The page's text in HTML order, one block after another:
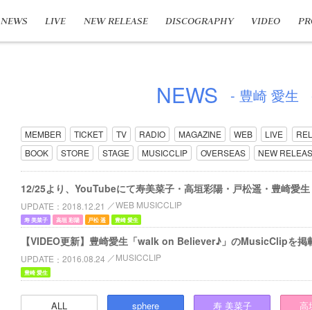
NEWS LIVE NEW RELEASE DISCOGRAPHY VIDEO
NEWS - 豊崎 愛生
MEMBER TICKET TV RADIO MAGAZINE WEB LIVE
BOOK
STORE STAGE MUSICCLIP OVERSEAS NEW
12/25より、YouTubeにて寿美菜子・高垣彩陽・戸松遥・豊崎愛
UPDATE 2018.12.21 WEB MUSICCLIP
寿 美菜子 高垣 彩陽 戸松 遥 豊崎 愛生
【VIDEO更新】豊崎愛生「walk on Believer♪」のMusicClipを掲
UPDATE 2016.08.24 MUSICCLIP
豊崎 愛生
ALL sphere 寿 美菜子 高